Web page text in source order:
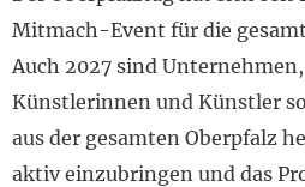
Mitmach-Event für die
Auch 2027 sind
Künstlerinnen und Künstler
aus der gesamten Oberpfalz
aktiv einzubringen und das